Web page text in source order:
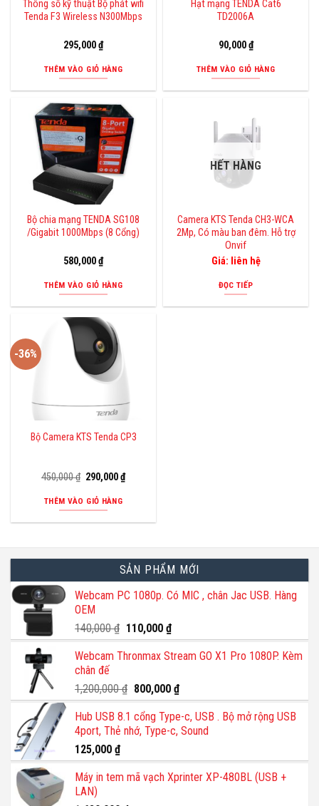
Thông số kỹ thuật Bộ phát wifi
Tenda F3 Wireless N300Mbps
295,000₫
THÊM VÀO GIỎ HÀNG
Hạt mạng TENDA Cat6
TD2006A
90,000₫
THÊM VÀO GIỎ HÀNG
Bộ chia mạng TENDA SG108
/Gigabit 1000Mbps (8 Cổng)
580,000₫
THÊM VÀO GIỎ HÀNG
HẾT HÀNG
Camera KTS Tenda CH3-WCA
2Mp, Có màu ban đêm. Hỗ trợ
Onvif
Giá: liên hệ
ĐỌC TIẾP
-36%
Bộ Camera KTS Tenda CP3
450,000₫ Giá
là:
450,000 ₫.
290,000₫Giá
hiện
THÊM VÀO GIỎ HÀNG
SẢN PHẨM MỚI
Webcam PC 1080p. Có MIC , chân Jac USB. Hàng
OEM
140,000₫ Giá
gốc
là:
110,000 ₫Giá
hiện
tại
110,000 ₫.
Webcam Thronmax Stream GO X1 Pro 1080P. Kèm
chân đế
1,200,000₫ Giá
gốc
là:
1,200,000 ₫.
800,000 ₫Giá
hiện
tại
là:
Hub USB 8.1 cổng Type-c, USB . Bộ mở rộng USB
4port, Thẻ nhớ, Type-c, Sound
125,000 ₫
Máy in tem mã vạch Xprinter XP-480BL (USB +
LAN)